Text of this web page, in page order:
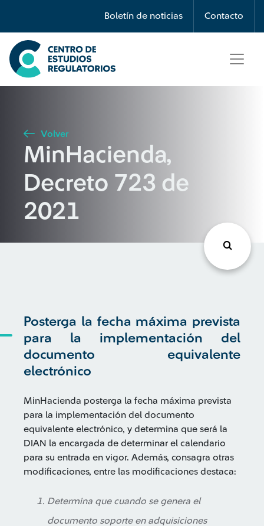
Boletín de noticias Contacto
Búsqueda
Seleccione país
Buscar
Volver
MinHacienda,
Decreto 723 de
2021
Posterga la fecha máxima prevista
para la implementación del
documento equivalente
electrónico
MinHacienda posterga la fecha máxima prevista
para la implementación del documento
equivalente electrónico, y determina que será la
DIAN la encargada de determinar el calendario
para su entrada en vigor. Además, consagra otras
modificaciones, entre las modificaciones destaca:
Determina que cuando se genera el
documento soporte en adquisiciones